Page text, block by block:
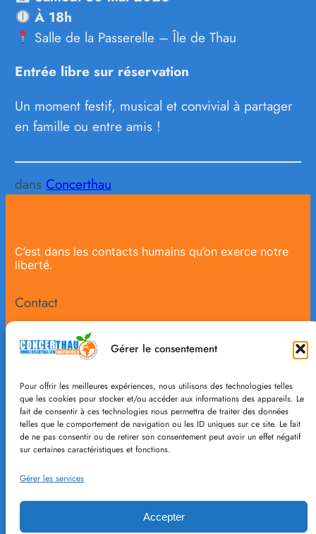
Gérer le consentement
Pour offrir les meilleures expériences, nous utilisons des technologies telles
que les cookies pour stocker et/ou accéder aux informations des appareils. Le
fait de consentir à ces technologies nous permettra de traiter des données
telles que le comportement de navigation ou les ID uniques sur ce site. Le fait
de ne pas consentir ou de retirer son consentement peut avoir un effet négatif
sur certaines caractéristiques et fonctions.
Gérer les services
Accepter
À 18h
Salle de la Passerelle – Île de Thau
Entrée libre sur réservation
Un moment festif, musical et convivial à partager
en famille ou entre amis !
dansConcerthau
C’est dans les contacts humains qu’on exerce notre
liberté.
Contact
Concerthau@free.fr
04 67 46 13 40
06 52 08 84 68
Facebook
Politique de
confidentialité